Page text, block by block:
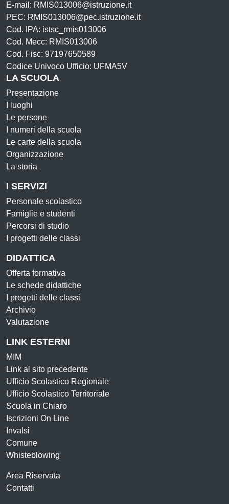
E-mail: RMIS013006@istruzione.it
PEC: RMIS013006@pec.istruzione.it
Cod. IPA: istsc_rmis013006
Cod. Mecc: RMIS013006
Cod. Fisc: 97197650589
Codice Univoco Ufficio: UFMA5V
LA SCUOLA
Presentazione
I luoghi
Le persone
I numeri della scuola
Le carte della scuola
Organizzazione
La storia
I SERVIZI
Personale scolastico
Famiglie e studenti
Percorsi di studio
I progetti delle classi
DIDATTICA
Offerta formativa
Le schede didattiche
I progetti delle classi
Archivio
Valutazione
LINK ESTERNI
MIM
Link al sito precedente
Ufficio Scolastico Regionale
Ufficio Scolastico Territoriale
Scuola in Chiaro
Iscrizioni On Line
Invalsi
Comune
Whisteblowing
Area Riservata
Contatti